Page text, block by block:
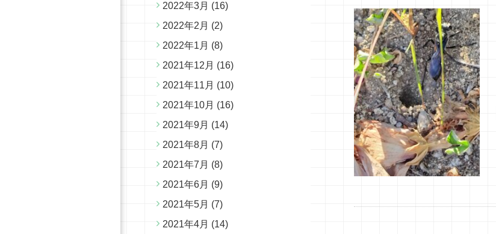
2022年3月 (16)
2022年2月 (2)
2022年1月 (8)
2021年12月 (16)
2021年11月 (10)
2021年10月 (16)
2021年9月 (14)
2021年8月 (7)
2021年7月 (8)
2021年6月 (9)
2021年5月 (7)
2021年4月 (14)